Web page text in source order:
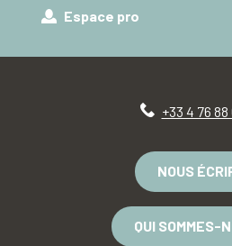
Espace pro
+33 4 76 88
NOUS
QUI SOMMES-